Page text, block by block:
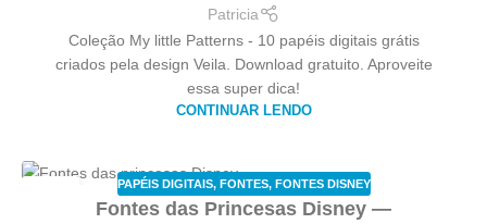
Patricia
Coleção My little Patterns - 10 papéis digitais grátis
criados pela design Veila. Download gratuito. Aproveite
essa super dica!
CONTINUAR LENDO
PAPÉIS DIGITAIS, FONTES, FONTES DISNEY
Fontes das Princesas Disney —